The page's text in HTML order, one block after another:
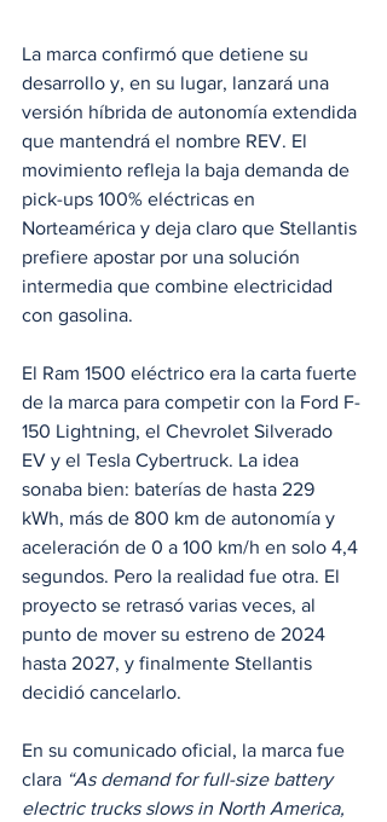
La marca confirmó que detiene su
desarrollo y, en su lugar, lanzará una
versión híbrida de autonomía extendida
que mantendrá el nombre REV. El
movimiento refleja la baja demanda de
pick-ups 100% eléctricas en
Norteamérica y deja claro que Stellantis
prefiere apostar por una solución
intermedia que combine electricidad
con gasolina.
El Ram 1500 eléctrico era la carta fuerte
de la marca para competir con la Ford F-
150 Lightning, el Chevrolet Silverado
EV y el Tesla Cybertruck. La idea
sonaba bien: baterías de hasta 229
kWh, más de 800 km de autonomía y
aceleración de 0 a 100 km/h en solo 4,4
segundos. Pero la realidad fue otra. El
proyecto se retrasó varias veces, al
punto de mover su estreno de 2024
hasta 2027, y finalmente Stellantis
decidió cancelarlo.
En su comunicado oficial, la marca fue
clara “As demand for full-size battery
electric trucks slows in North America,